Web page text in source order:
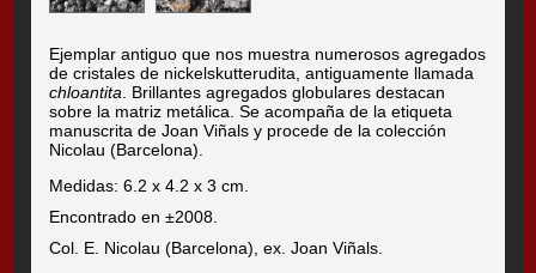
Ejemplar antiguo que nos muestra numerosos agregados
de cristales de nickelskutterudita, antiguamente llamada
chloantita . Brillantes agregados globulares destacan
sobre la matriz metálica. Se acompaña de la etiqueta
manuscrita de Joan Viñals y procede de la colección
Nicolau (Barcelona).
Medidas: 6.2 x 4.2 x 3 cm.
Encontrado en ±2008.
Col. E. Nicolau (Barcelona), ex. Joan Viñals.